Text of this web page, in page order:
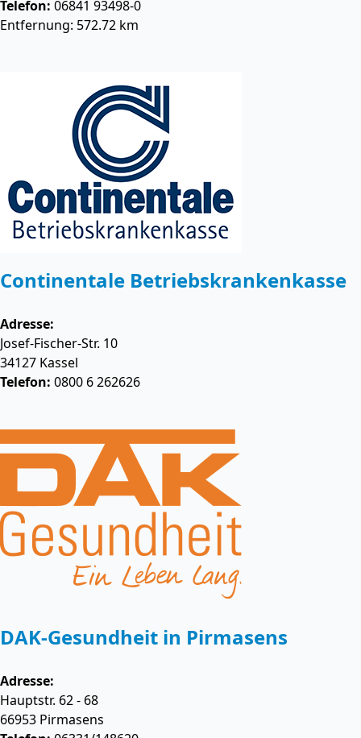
Telefon: 06841 93498-0
Entfernung: 572.72 km
Continentale Betriebskrankenkasse
Adresse:
Josef-Fischer-Str. 10
34127 Kassel
Telefon: 0800 6 262626
DAK-Gesundheit in Pirmasens
Adresse:
Hauptstr. 62 - 68
66953 Pirmasens